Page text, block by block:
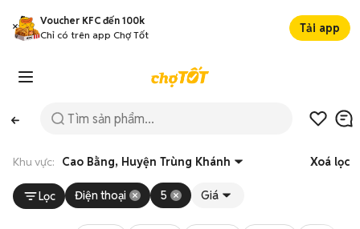
Voucher KFC đến 100k
Chỉ có trên app Chợ Tốt
Tải app
Khu vực: Cao Bằng, Huyện Trùng Khánh Xoá lọc
Lọc Điện thoại 5 Giá